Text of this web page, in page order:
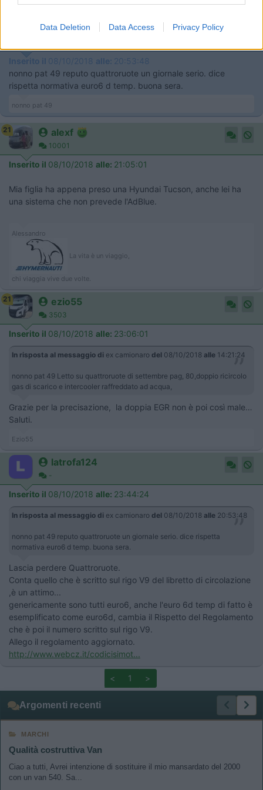
Data Deletion Data Access Privacy Policy
ex camionaro
Inserito il 08/10/2018 alle: 20:53:48
nonno pat 49 reputo quattroruote un giornale serio. dice
rispetta normativa euro6 d temp. buona sera.
nonno pat 49
21 alexf
10001
Inserito il 08/10/2018 alle: 21:05:01
Mia figlia ha appena preso una Hyundai Tucson, anche lei ha
una sistema che non prevede l'AdBlue.
Alessandro
La vita è un viaggio,
chi viaggia vive due volte.
21 ezio55
3503
Inserito il 08/10/2018 alle: 23:06:01
In risposta al messaggio di ex camionaro del 08/10/2018 alle 14:21:24
nonno pat 49 Letto su quattroruote di settembre pag, 80,doppio ricircolo
gas di scarico e intercooler raffreddato ad acqua,
Grazie per la precisazione, la doppia EGR non è poi così male…
Saluti.
Ezio55
latrofa124
-
Inserito il 08/10/2018 alle: 23:44:24
In risposta al messaggio di ex camionaro del 08/10/2018 alle 20:53:48
nonno pat 49 reputo quattroruote un giornale serio. dice rispetta
normativa euro6 d temp. buona sera.
Lascia perdere Quattroruote.
Conta quello che è scritto sul rigo V9 del libretto di circolazione
,è un attimo...
genericamente sono tutti euro6, anche l'euro 6d temp di fatto è
esemplificato come euro6d, cambia il Rispetto del Regolamento
che è poi il numero scritto sul rigo V9.
Allego il regolamento aggiornato.
http://www.webcz.it/codicisimot...
< 1 >
Argomenti recenti
MARCHI
Qualità costruttiva Van
Ciao a tutti, Avrei intenzione di sostituire il mio mansardato del 2000
con un van 540. Sa...